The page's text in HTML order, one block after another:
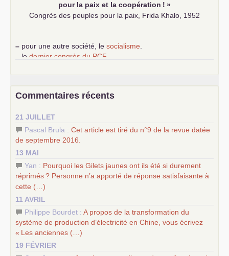
pour la paix et la coopération ! »
Congrès des peuples pour la paix, Frida Khalo, 1952
– pour une autre société, le socialisme
le dernier congrès du PCF
science sociale de notre temps
d’Europe
–lescinq chantiers pour contribuer au débat sur le projet
communiste
Commentaires récents
21 JUILLET
Pascal Brula : Cet article est tiré du n°9 de la revue datée
de septembre 2016.
13 MAI
Yan : Pourquoi les Gilets jaunes ont ils été si durement
réprimés? Personne n’a apporté de réponse satisfaisante à
cette (…)
11 AVRIL
Philippe Bourdet : A propos de la transformation du
système de production d’électricité en Chine, vous écrivez
« Les anciennes (…)
19 FÉVRIER